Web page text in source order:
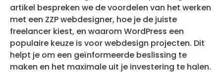
artikel bespreken we de voordelen van het werken
met een ZZP webdesigner, hoe je de juiste
freelancer kiest, en waarom WordPress een
populaire keuze is voor webdesign projecten. Dit
helpt je om een geïnformeerde beslissing te
maken en het maximale uit je investering te halen.